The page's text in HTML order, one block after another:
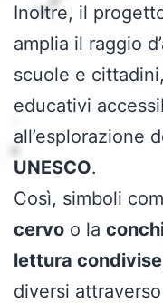
Inoltre, il
amplia il raggio
scuole e
educativi
all’esplorazione
UNESCO.
Così, simboli
cervo o la
lettura condivise
diversi